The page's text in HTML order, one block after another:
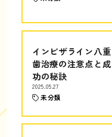
インビザライン八重
歯治療の注意点と成
功の秘訣
2025.05.27
未分類